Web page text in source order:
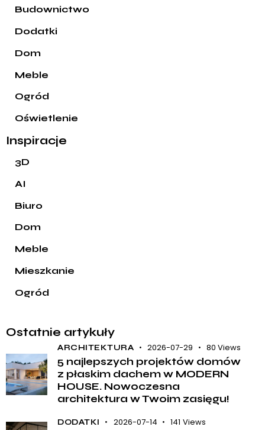
Budownictwo
Dodatki
Dom
Meble
Ogród
Oświetlenie
Inspiracje
3D
AI
Biuro
Dom
Meble
Mieszkanie
Ogród
Ostatnie artykuły
ARCHITEKTURA 2026-07-29 80 Views
5 najlepszych projektów domów
z płaskim dachem w MODERN
HOUSE. Nowoczesna
architektura w Twoim zasięgu!
DODATKI 2026-07-14 141 Views